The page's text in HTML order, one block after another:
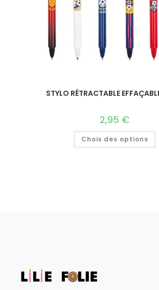
STYLO RÉTRACTABLE
2,95 €
Choix des options